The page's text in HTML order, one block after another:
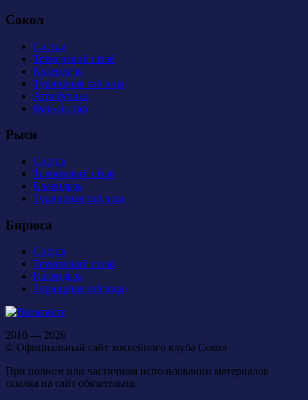
Сокол
Состав
Тренерский штаб
Календарь
Турнирная таблица
Атрибутика
Фан-сектор
Рыси
Состав
Тренерский штаб
Календарь
Турнирная таблица
Бирюса
Состав
Тренерский штаб
Календарь
Турнирная таблица
2010 — 2026
© Официальный сайт хоккейного клуба Сокол
При полном или частичном использовании материалов
ссылка на сайт обязательна.